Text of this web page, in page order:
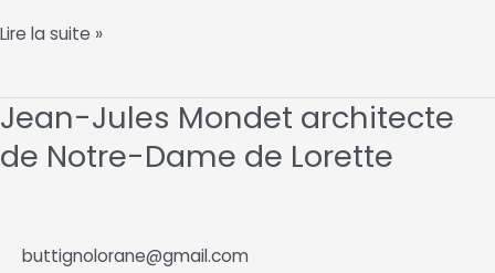
Journées
du
patrimoine
à
dame
Lire la suite »
Jean-Jules Mondet architecte
de Notre-Dame de Lorette
buttignolorane@gmail.com